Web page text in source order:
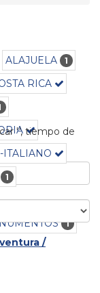
ALAJUELA 1
RICA
ITALIANO
1
1
'', tiempo de
/